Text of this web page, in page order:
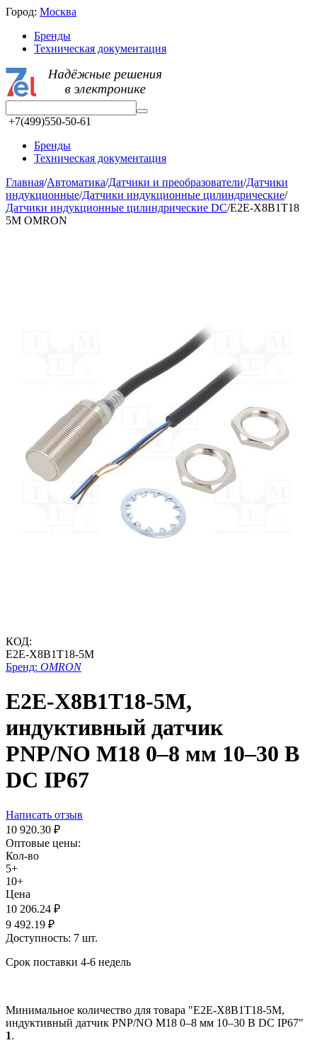
Город: Москва
Бренды
Техническая документация
+7(499)550-50-61
Бренды
Техническая документация
Главная/Автоматика/Датчики и преобразователи/Датчики
индукционные/Датчики индукционные цилиндрические/
Датчики индукционные цилиндрические DC/E2E-X8B1T18
5M OMRON
КОД:
E2E-X8B1T18-5M
Бренд: OMRON
E2E-X8B1T18-5M,
индуктивный датчик
PNP/NO М18 0–8 мм 10–30 В
DC IP67
Написать отзыв
10 920.30 ₽
Оптовые цены:
Кол-во
5+
10+
Цена
10 206.24 ₽
9 492.19 ₽
Доступность: 7 шт.
Срок поставки 4-6 недель
Минимальное количество для товара "E2E-X8B1T18-5M,
индуктивный датчик PNP/NO М18 0–8 мм 10–30 В DC IP67"
1.